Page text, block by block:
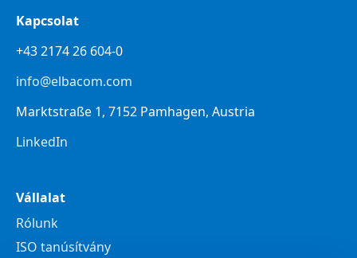
Kapcsolat
+43 2174 26 604-0
info@elbacom.com
Marktstraße 1, 7152 Pamhagen, Austria
LinkedIn
Vállalat
Rólunk
ISO tanúsítvány